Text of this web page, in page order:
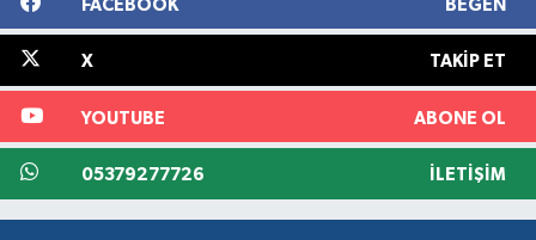
FACEBOOK BEĞEN
X TAKIP ET
YOUTUBE ABONE OL
05379277726 İLETIŞIM